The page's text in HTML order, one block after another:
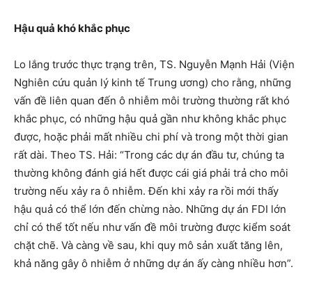
Hậu quả khó khắc phục
Lo lắng trước thực trạng trên, TS. Nguyễn Mạnh Hải (Viện
Nghiên cứu quản lý kinh tế Trung ương) cho rằng, những
vấn đề liên quan đến ô nhiễm môi trường thường rất khó
khắc phục, có những hậu quả gần như không khắc phục
được, hoặc phải mất nhiều chi phí và trong một thời gian
rất dài. Theo TS. Hải: “Trong các dự án đầu tư, chúng ta
thường không đánh giá hết được cái giá phải trả cho môi
trường nếu xảy ra ô nhiễm. Đến khi xảy ra rồi mới thấy
hậu quả có thể lớn đến chừng nào. Những dự án FDI lớn
chỉ có thể tốt nếu như vấn đề môi trường được kiểm soát
chặt chẽ. Và càng về sau, khi quy mô sản xuất tăng lên,
khả năng gây ô nhiễm ở những dự án ấy càng nhiều hơn”.